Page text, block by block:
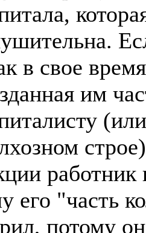
в свое
им
работник
его "часть
потому